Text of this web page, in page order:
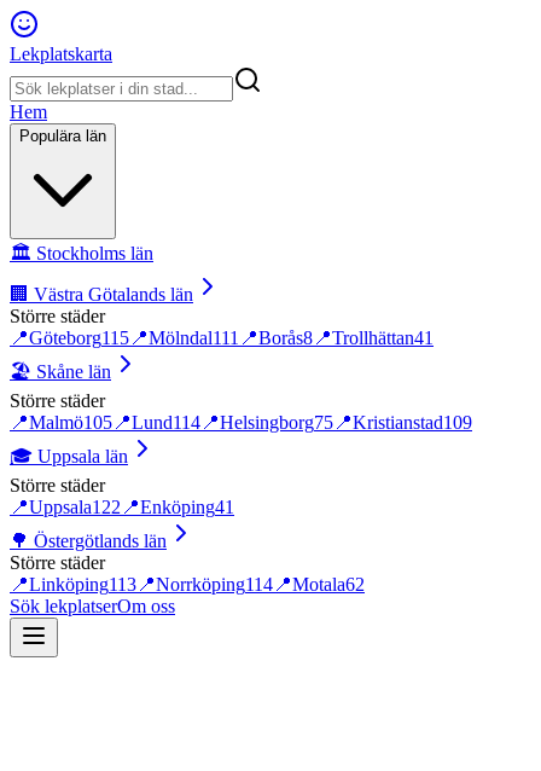
Lekplatskarta
Hem
Populära län
🏛️ Stockholms län
🏢 Västra Götalands län
Större städer
📍Göteborg115 📍Mölndal111 📍Borås8 📍Trollhättan41
🏖️ Skåne län
Större städer
📍Malmö105 📍Lund114 📍Helsingborg75 📍Kristianstad109
🎓 Uppsala län
Större städer
📍Uppsala122 📍Enköping41
🌳 Östergötlands län
Större städer
📍Linköping113 📍Norrköping114 📍Motala62
Sök lekplatserOm oss